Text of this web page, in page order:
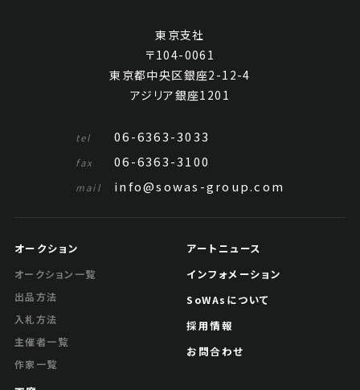
東京支社
〒104-0061
東京都中央区銀座2-12-4
アジリア銀座1201
tel 06-6363-3033
fax 06-6363-3100
mail info@sowas-group.com
オークション
オークション一覧
出品方法
入札方法
主催者一覧
作家一覧
アートニュース
インフォメーション
SoWAsについて
採用情報
お問合わせ